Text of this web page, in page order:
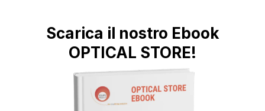
Scarica il nostro Ebook
OPTICAL STORE!